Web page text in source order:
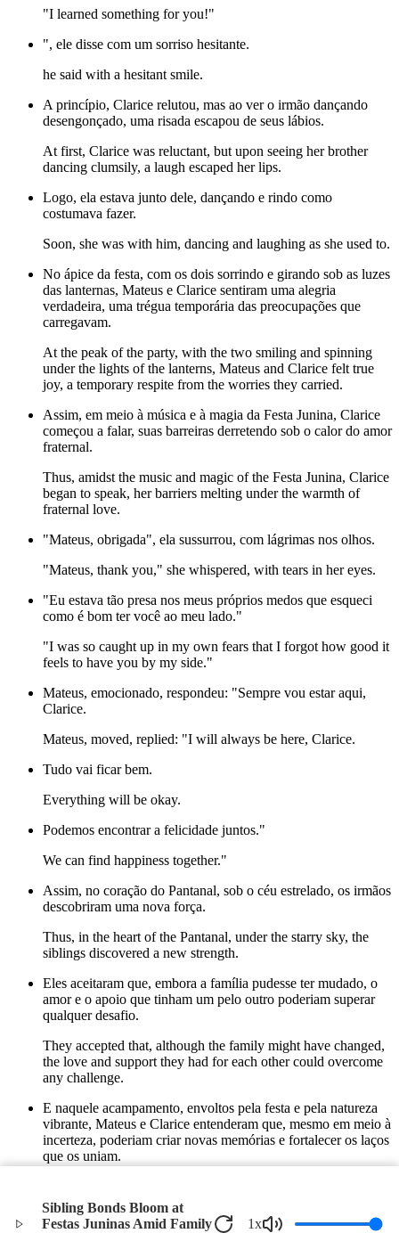
Sibling Bonds Bloom at
Festas Juninas Amid Family
1x
"I learned something for you!"
", ele disse com um sorriso hesitante.
he said with a hesitant smile.
A princípio, Clarice relutou, mas ao ver o irmão dançando
desengonçado, uma risada escapou de seus lábios.
At first, Clarice was reluctant, but upon seeing her brother
dancing clumsily, a laugh escaped her lips.
Logo, ela estava junto dele, dançando e rindo como
costumava fazer.
Soon, she was with him, dancing and laughing as she used to.
No ápice da festa, com os dois sorrindo e girando sob as luzes
das lanternas, Mateus e Clarice sentiram uma alegria
verdadeira, uma trégua temporária das preocupações que
carregavam.
At the peak of the party, with the two smiling and spinning
under the lights of the lanterns, Mateus and Clarice felt true
joy, a temporary respite from the worries they carried.
Assim, em meio à música e à magia da Festa Junina, Clarice
começou a falar, suas barreiras derretendo sob o calor do amor
fraternal.
Thus, amidst the music and magic of the Festa Junina, Clarice
began to speak, her barriers melting under the warmth of
fraternal love.
"Mateus, obrigada", ela sussurrou, com lágrimas nos olhos.
"Mateus, thank you," she whispered, with tears in her eyes.
"Eu estava tão presa nos meus próprios medos que esqueci
como é bom ter você ao meu lado."
"I was so caught up in my own fears that I forgot how good it
feels to have you by my side."
Mateus, emocionado, respondeu: "Sempre vou estar aqui,
Clarice.
Mateus, moved, replied: "I will always be here, Clarice.
Tudo vai ficar bem.
Everything will be okay.
Podemos encontrar a felicidade juntos."
We can find happiness together."
Assim, no coração do Pantanal, sob o céu estrelado, os irmãos
descobriram uma nova força.
Thus, in the heart of the Pantanal, under the starry sky, the
siblings discovered a new strength.
Eles aceitaram que, embora a família pudesse ter mudado, o
amor e o apoio que tinham um pelo outro poderiam superar
qualquer desafio.
They accepted that, although the family might have changed,
the love and support they had for each other could overcome
any challenge.
E naquele acampamento, envoltos pela festa e pela natureza
vibrante, Mateus e Clarice entenderam que, mesmo em meio à
incerteza, poderiam criar novas memórias e fortalecer os laços
que os uniam.
nature, Mateus and Clarice understood that even amidst
uncertainty, they could create new memories and strengthen